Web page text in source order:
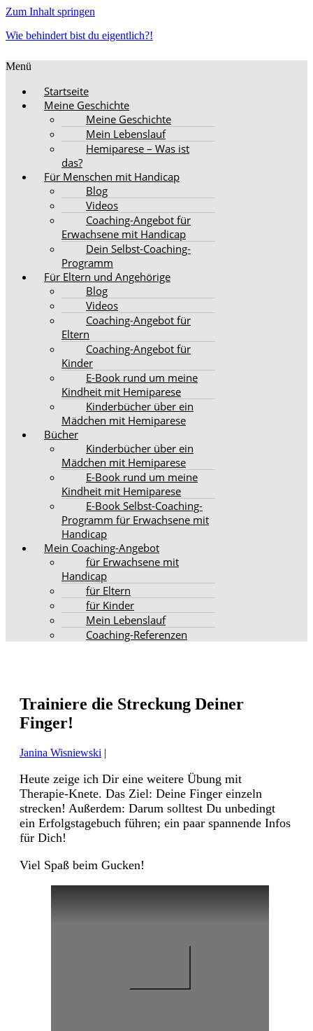
Zum Inhalt springen
Wie behindert bist du eigentlich?!
Menü
Startseite
Meine Geschichte
Meine Geschichte
Mein Lebenslauf
Hemiparese – Was ist
das?
Für Menschen mit Handicap
Blog
Videos
Coaching-Angebot für
Erwachsene mit Handicap
Dein Selbst-Coaching-
Programm
Für Eltern und Angehörige
Blog
Videos
Coaching-Angebot für
Eltern
Coaching-Angebot für
Kinder
E-Book rund um meine
Kindheit mit Hemiparese
Kinderbücher über ein
Mädchen mit Hemiparese
Bücher
Kinderbücher über ein
Mädchen mit Hemiparese
E-Book rund um meine
Kindheit mit Hemiparese
E-Book Selbst-Coaching-
Programm für Erwachsene mit
Handicap
Mein Coaching-Angebot
für Erwachsene mit
Handicap
für Eltern
für Kinder
Mein Lebenslauf
Coaching-Referenzen
Trainiere die Streckung Deiner
Finger!
Janina Wisniewski |
Heute zeige ich Dir eine weitere Übung mit
Therapie-Knete. Das Ziel: Deine Finger einzeln
strecken! Außerdem: Darum solltest Du unbedingt
ein Erfolgstagebuch führen; ein paar spannende Infos
für Dich!
Viel Spaß beim Gucken!